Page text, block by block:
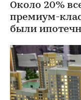
Около 20%
премиум-
были